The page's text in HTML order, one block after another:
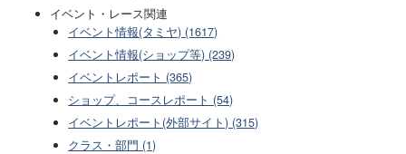
イベント・レース関連
イベント情報(タミヤ) (1617)
イベント情報(ショップ等) (239)
イベントレポート (365)
ショップ、コースレポート (54)
イベントレポート(外部サイト) (315)
クラス・部門 (1)